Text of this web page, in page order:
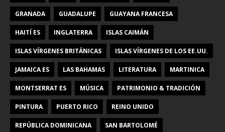
GRANADA GUADALUPE GUAYANA FRANCESA
HAITÍ ES INGLATERRA ISLAS CAIMÁN
ISLAS VÍRGENES BRITÁNICAS ISLAS VÍRGENES DE LOS EE.UU.
JAMAICA ES LAS BAHAMAS LITERATURA MARTINICA
MONTSERRAT ES MÚSICA PATRIMONIO & TRADICIÓN
PINTURA PUERTO RICO REINO UNIDO
REPÚBLICA DOMINICANA SAN BARTOLOMÉ